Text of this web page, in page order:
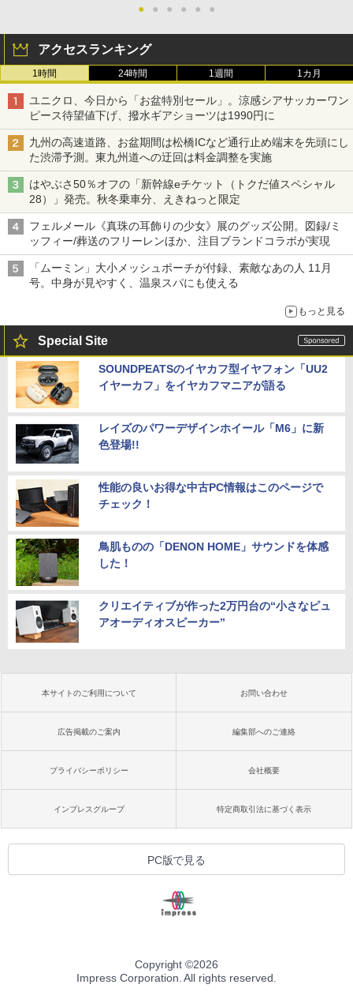
● ● ● ● ● ●
アクセスランキング
1時間 24時間 1週間 1カ月
ユニクロ、今日から「お盆特別セール」。涼感シアサッカーワン
ピース待望値下げ、撥水ギアショーツは1990円に
九州の高速道路、お盆期間は松橋ICなど通行止め端末を先頭にし
た渋滞予測。東九州道への迂回は料金調整を実施
はやぶさ50％オフの「新幹線eチケット（トクだ値スペシャル
28）」発売。秋冬乗車分、えきねっと限定
フェルメール《真珠の耳飾りの少女》展のグッズ公開。図録/ミ
ッフィー/葬送のフリーレンほか、注目ブランドコラボが実現
「ムーミン」大小メッシュポーチが付録、素敵なあの人 11月
号。中身が見やすく、温泉スパにも使える
もっと見る
Special Site
SOUNDPEATSのイヤカフ型イヤフォン「UU2
イヤーカフ」をイヤカフマニアが語る
レイズのパワーデザインホイール「M6」に新
色登場!!
性能の良いお得な中古PC情報はこのページで
チェック！
鳥肌ものの「DENON HOME」サウンドを体感
した！
クリエイティブが作った2万円台の“小さなピュ
アオーディオスピーカー”
本サイトのご利用について お問い合わせ
広告掲載のご案内 編集部へのご連絡
プライバシーポリシー 会社概要
インプレスグループ 特定商取引法に基づく表示
PC版で見る
Copyright ©2026
Impress Corporation. All rights reserved.